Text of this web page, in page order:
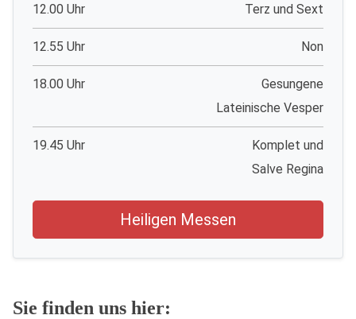
12.00 Uhr Terz und Sext
12.55 Uhr Non
18.00 Uhr
Gesungene
Lateinische Vesper
19.45 Uhr
Komplet und
Salve Regina
Heiligen Messen
Sie finden uns hier: